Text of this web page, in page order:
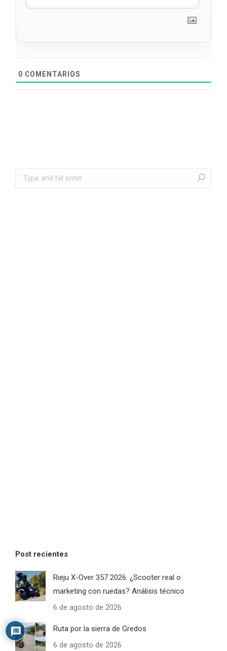
0 COMENTARIOS
Search:
Post recientes
Rieju X-Over 357 2026: ¿Scooter real o
marketing con ruedas? Análisis técnico
6 de agosto de 2026
Ruta por la sierra de Gredos
6 de agosto de 2026